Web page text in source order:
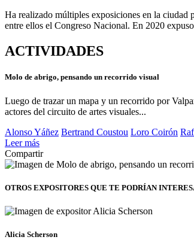
Ha realizado múltiples exposiciones en la ciudad
entre ellos el Congreso Nacional. En 2020
ACTIVIDADES
Molo de abrigo, pensando un recorrido visual
Luego de trazar un mapa y un recorrido por
actores del circuito de artes visuales...
Alonso Yáñez Bertrand Coustou Loro Coirón
Leer más
Compartir
OTROS EXPOSITORES QUE TE PODRÍAN
Alicia Scherson